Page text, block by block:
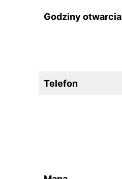
Godziny otwarcia
Telefon